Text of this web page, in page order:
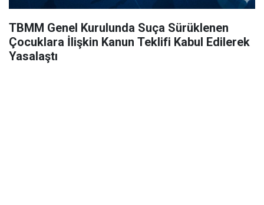
TBMM Genel Kurulunda Suça Sürüklenen
Çocuklara İlişkin Kanun Teklifi Kabul Edilerek
Yasalaştı